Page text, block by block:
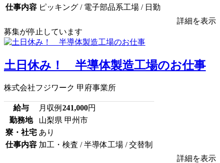
仕事内容 ピッキング / 電子部品系工場 / 日勤
詳細を表示
募集が停止しています
土日休み！ 半導体製造工場のお仕事
株式会社フジワーク 甲府事業所
給与 月収例 241,000円
勤務地
山梨県 甲州市
寮・社宅 あり
仕事内容 加工・検査 / 半導体工場 / 交替制
詳細を表示